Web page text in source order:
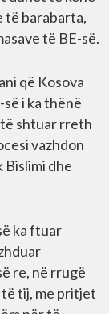
të barabarta,
të BE-së.
që Kosova
i ka thënë
të shtuar rreth
vazhdon
dhe
ka ftuar
re, në rrugë
tij, me pritjet